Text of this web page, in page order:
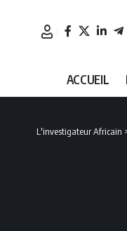
ACCUEIL
L'investigateur Africain